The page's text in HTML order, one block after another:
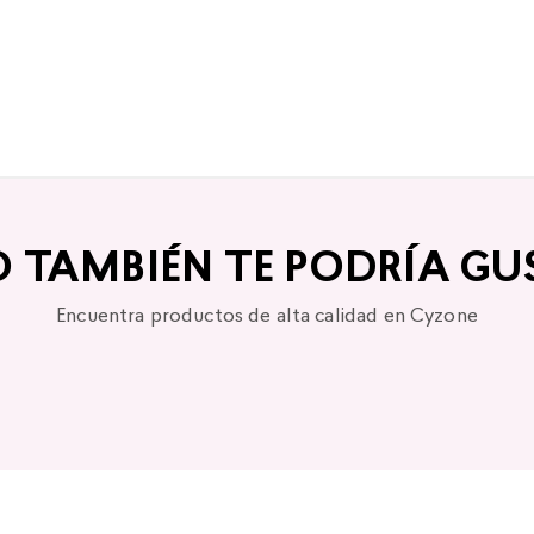
TAMBIÉN TE PODRÍA
Encuentra productos de alta calidad en Cyzone